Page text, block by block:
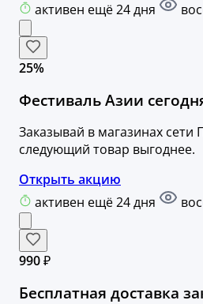
активен ещё 24 дня
25%
Фестиваль Азии
Заказывай в магазинах
следующий товар выгоднее.
Открыть акцию
активен ещё 24 дня
990 ₽
Бесплатная доставка